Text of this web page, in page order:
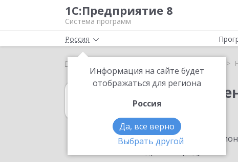
1С:Предприятие 8
Система программ
Россия
Информация на сайте будет
отображаться для региона
Россия
Да, все верно
Выбрать другой
Главная
1С:Учет
в Назрани
Ознакомьтесь с